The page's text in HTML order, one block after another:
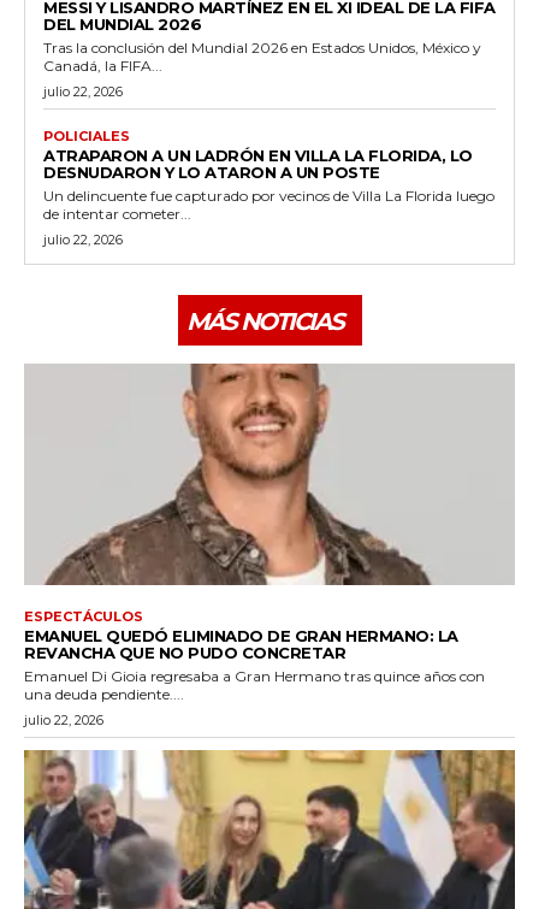
MESSI Y LISANDRO MARTÍNEZ EN EL XI IDEAL DE LA FIFA
DEL MUNDIAL 2026
Tras la conclusión del Mundial 2026 en Estados Unidos, México y
Canadá, la FIFA...
julio 22, 2026
POLICIALES
ATRAPARON A UN LADRÓN EN VILLA LA FLORIDA, LO
DESNUDARON Y LO ATARON A UN POSTE
Un delincuente fue capturado por vecinos de Villa La Florida luego
de intentar cometer...
julio 22, 2026
MÁS NOTICIAS
ESPECTÁCULOS
EMANUEL QUEDÓ ELIMINADO DE GRAN HERMANO: LA
REVANCHA QUE NO PUDO CONCRETAR
Emanuel Di Gioia regresaba a Gran Hermano tras quince años con
una deuda pendiente....
julio 22, 2026